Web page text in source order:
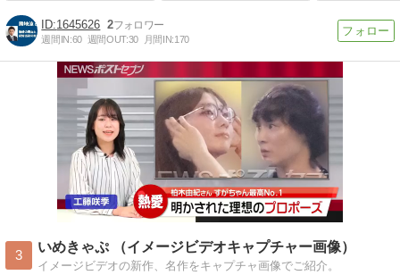
1645626 2
週間IN:60 週間OUT:30 月間IN:170
3
いめきゃぷ （イメージビデオキャプチャー画像）
イメージビデオの新作、名作をキャプチャ画像でご紹介。